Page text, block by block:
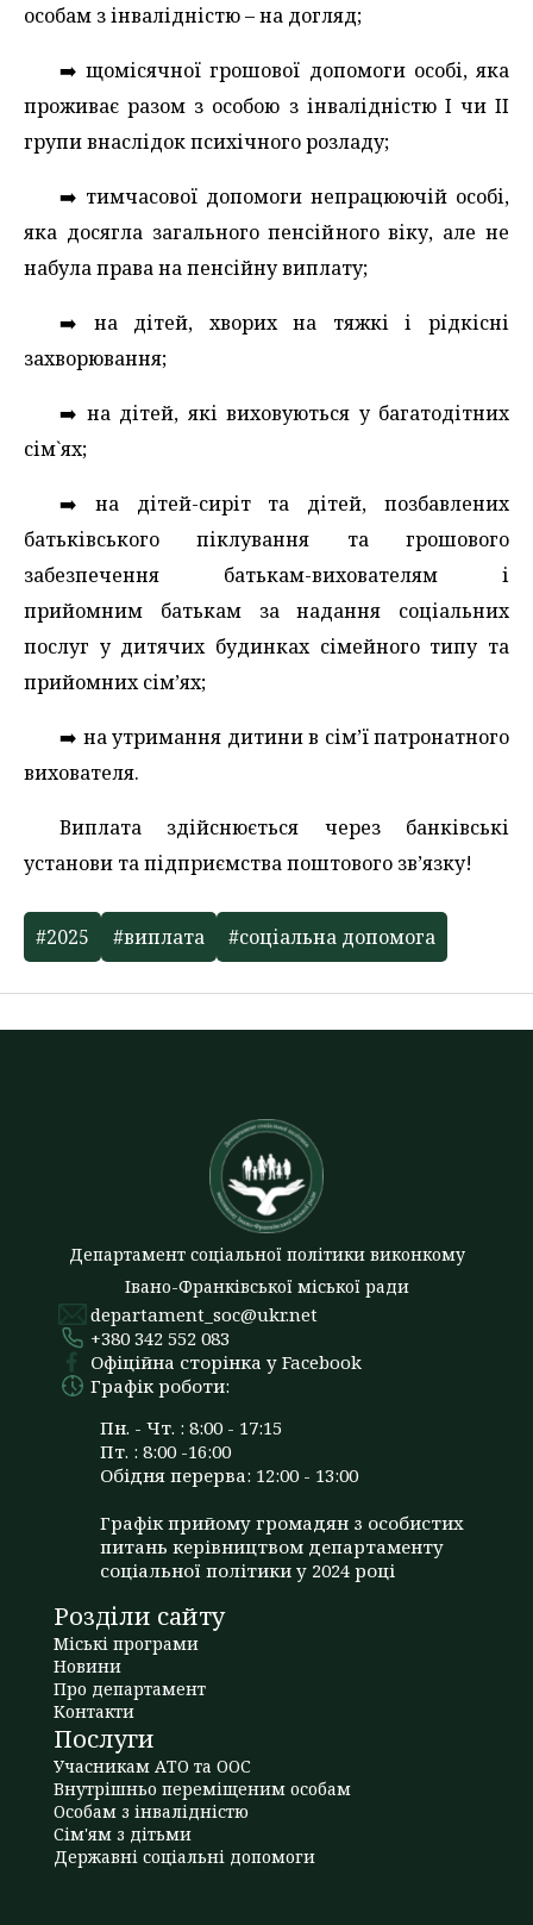
особам з інвалідністю – на догляд;
➡️ щомісячної грошової допомоги особі, яка
проживає разом з особою з інвалідністю I чи II
групи внаслідок психічного розладу;
➡️ тимчасової допомоги непрацюючій особі,
яка досягла загального пенсійного віку, але не
набула права на пенсійну виплату;
➡️ на дітей, хворих на тяжкі і рідкісні
захворювання;
➡️ на дітей, які виховуються у багатодітних
сім`ях;
➡️ на дітей-сиріт та дітей, позбавлених
батьківського піклування та грошового
забезпечення батькам-вихователям і
прийомним батькам за надання соціальних
послуг у дитячих будинках сімейного типу та
прийомних сім’ях;
➡️ на утримання дитини в сім’ї патронатного
вихователя.
Виплата здійснюється через банківські
установи та підприємства поштового зв’язку!
#2025 #виплата #соціальна допомога
Департамент соціальної політики виконкому
Івано-Франківської міської ради
departament_soc@ukr.net
+380 342 552 083
Офіційна сторінка у Facebook
Графік роботи:
Пн. - Чт. : 8:00 - 17:15
Пт. : 8:00 -16:00
Обідня перерва: 12:00 - 13:00
Графік прийому громадян з особистих
питань керівництвом департаменту
соціальної політики у 2024 році
Розділи сайту
Міські програми
Новини
Про департамент
Контакти
Послуги
Учасникам АТО та ООС
Внутрішньо переміщеним особам
Особам з інвалідністю
Сім'ям з дітьми
Державні соціальні допомоги